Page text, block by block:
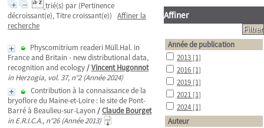
trié(s) par (Pertinence
décroissant(e), Titre croissant(e)) Affiner la
recherche
Physcomitrium readeri Müll.Hal. in
France and Britain - new distributional data,
recognition and ecology/Vincent Hugonnot
in Herzogia, vol. 37, n°2 (Année 2024)
Contribution à la connaissance de la
bryoflore du Maine-et-Loire : le site de Pont-
Barré à Beaulieu-sur-Layon /Claude Bourget
in E.R.I.C.A., n°26 (Année 2013)
Affiner
Année de publication
2013 [1]
2016 [1]
2019 [1]
2021 [1]
2024 [1]
Auteur